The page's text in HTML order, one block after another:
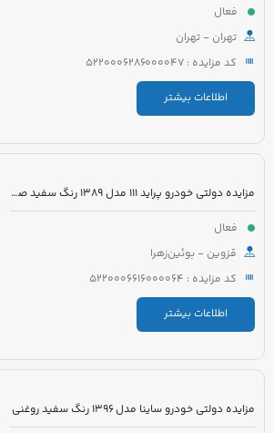
فعال
تهران - تهران
کد مزایده : 5220006286000047
اطلاعات بیشتر
مزایده دولتی خودرو پراید 111 مدل 1389 رنگ سفید صدفی
فعال
قزوین - بوئین‌زهرا
کد مزایده : 5220006616000064
اطلاعات بیشتر
مزایده دولتی خودرو ساینا مدل 1396 رنگ سفید روغنی